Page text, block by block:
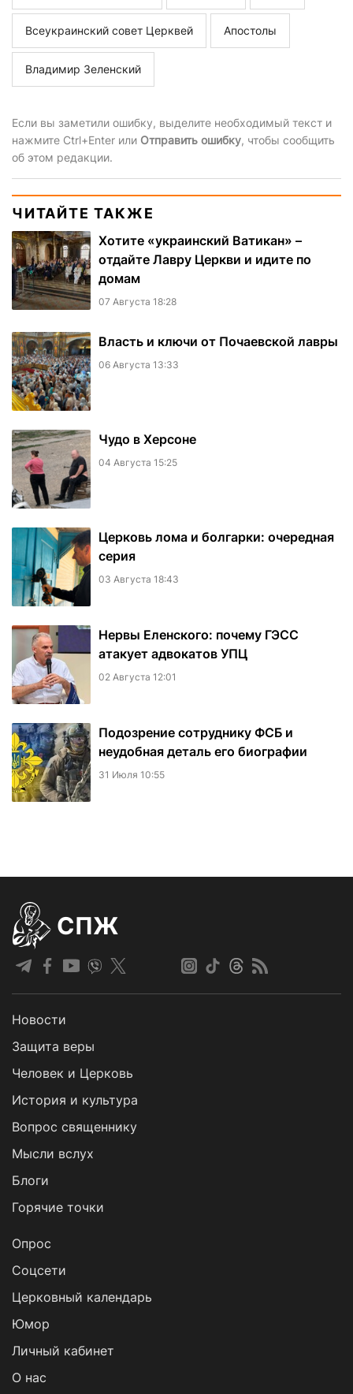
Всеукраинский совет Церквей Апостолы
Владимир Зеленский
Если вы заметили ошибку, выделите необходимый текст и
нажмите Ctrl+Enter или Отправить ошибку, чтобы сообщить
об этом редакции.
ЧИТАЙТЕ ТАКЖЕ
Хотите «украинский Ватикан» –
отдайте Лавру Церкви и идите по
домам
07 Августа 18:28
Власть и ключи от Почаевской лавры
06 Августа 13:33
Чудо в Херсоне
04 Августа 15:25
Церковь лома и болгарки: очередная
серия
03 Августа 18:43
Нервы Еленского: почему ГЭСС
атакует адвокатов УПЦ
02 Августа 12:01
Подозрение сотруднику ФСБ и
неудобная деталь его биографии
31 Июля 10:55
СПЖ
Новости
Защита веры
Человек и Церковь
История и культура
Вопрос священнику
Мысли вслух
Блоги
Горячие точки
Опрос
Cоцсети
Церковный календарь
Юмор
Личный кабинет
О нас